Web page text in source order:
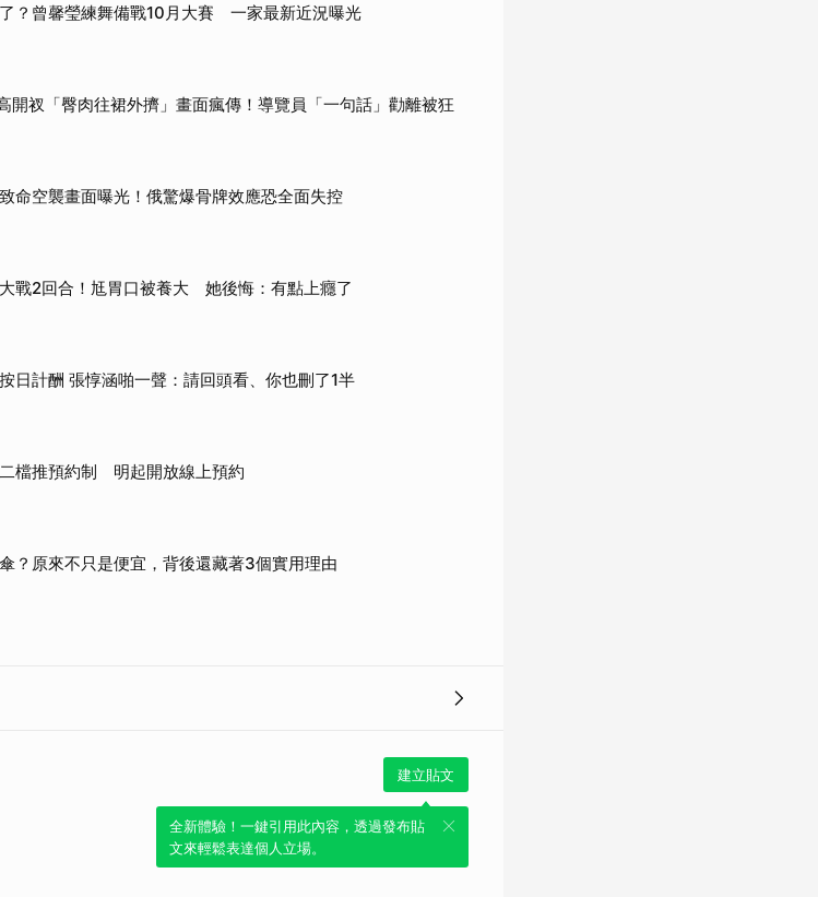
？曾馨瑩練舞備戰10月大賽 一家最新近況曝光
開衩「臀肉往裙外擠」畫面瘋傳！導覽員「一句話」勸離被狂
命空襲畫面曝光！俄驚爆骨牌效應恐全面失控
戰2回合！尪胃口被養大 她後悔：有點上癮了
日計酬 張惇涵啪一聲：請回頭看、你也刪了1半
檔推預約制 明起開放線上預約
？原來不只是便宜，背後還藏著3個實用理由
建立貼文
全新體驗！一鍵引用此內容，透過發布貼
文來輕鬆表達個人立場。